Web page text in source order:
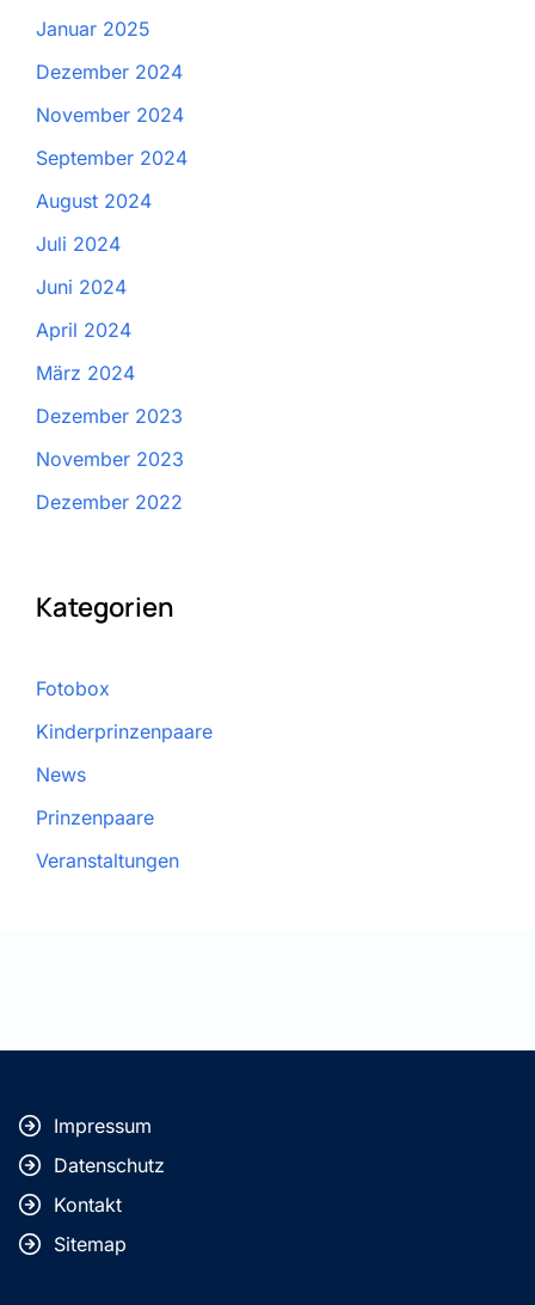
Januar 2025
Dezember 2024
November 2024
September 2024
August 2024
Juli 2024
Juni 2024
April 2024
März 2024
Dezember 2023
November 2023
Dezember 2022
Kategorien
Fotobox
Kinderprinzenpaare
News
Prinzenpaare
Veranstaltungen
Impressum
Datenschutz
Kontakt
Sitemap